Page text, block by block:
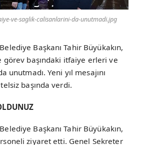
ve-saglik-calisanlarini-da-unutmadi.jpg
Başkanı Tahir Büyükakın,
görev başındaki itfaiye erleri ve
unutmadı. Yeni yıl mesajını
başında verdi.
Başkanı Tahir Büyükakın,
ziyaret etti. Genel Sekreter